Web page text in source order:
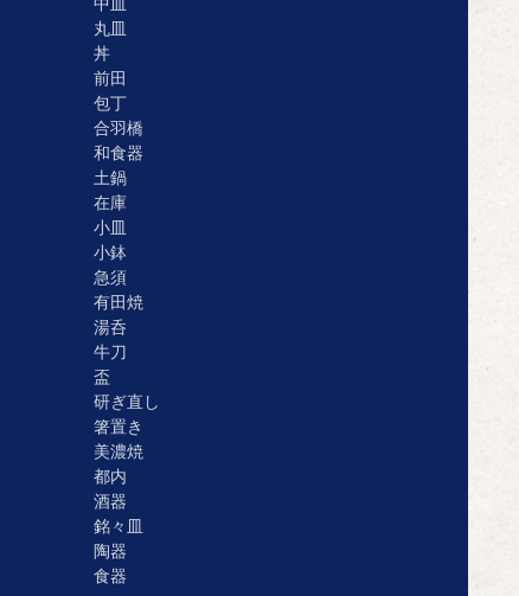
中皿
丸皿
丼
前田
包丁
合羽橋
和食器
土鍋
在庫
小皿
小鉢
急須
有田焼
湯呑
牛刀
盃
研ぎ直し
箸置き
美濃焼
都内
酒器
銘々皿
陶器
食器